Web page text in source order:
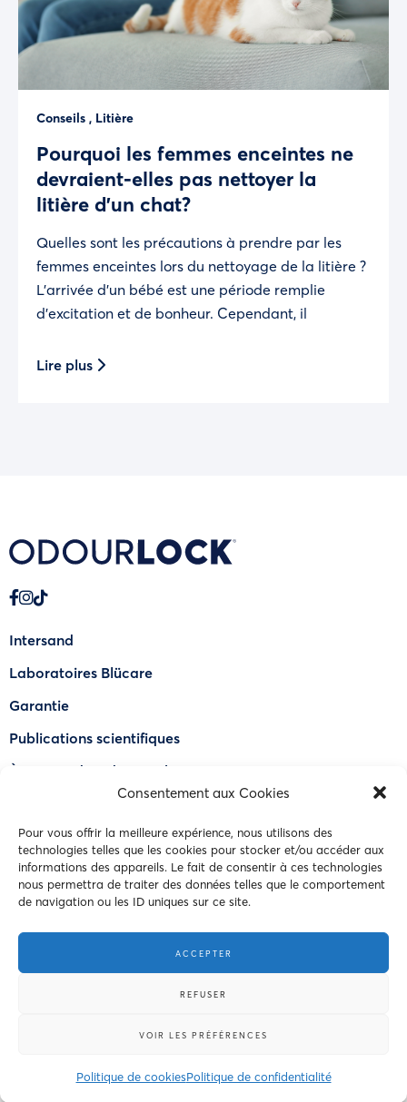
Consentement aux Cookies
Pour vous offrir la meilleure expérience, nous utilisons des
technologies telles que les cookies pour stocker et/ou accéder aux
informations des appareils. Le fait de consentir à ces technologies
nous permettra de traiter des données telles que le comportement
de navigation ou les ID uniques sur ce site.
ACCEPTER
REFUSER
VOIR LES PRÉFÉRENCES
Politique de cookiesPolitique de confidentialité
Conseils , Litière
Pourquoi les femmes enceintes ne
devraient-elles pas nettoyer la
litière d’un chat?
Quelles sont les précautions à prendre par les
femmes enceintes lors du nettoyage de la litière ?
L’arrivée d’un bébé est une période remplie
d’excitation et de bonheur. Cependant, il
Lire plus
Intersand
Laboratoires Blücare
Garantie
Publications scientifiques
À propos de OdourLock®
Trouver un détaillant
FAQ
Nous joindre
© 2023 Intersand. Tous droits réservés.
Politique de confidentialité